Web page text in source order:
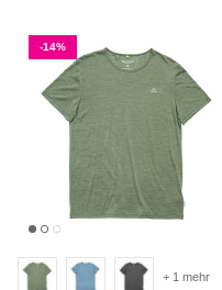
-14%
+ 1 mehr